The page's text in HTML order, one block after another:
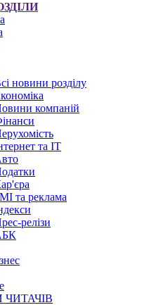
новини розділу
компаній
та IT
та реклама
релізи
ЧИТАЧІВ